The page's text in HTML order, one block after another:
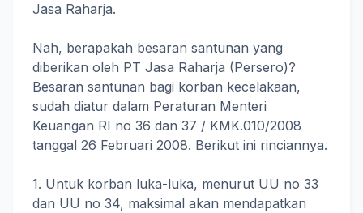
Jasa Raharja.
Nah, berapakah besaran santunan yang
diberikan oleh PT Jasa Raharja (Persero)?
Besaran santunan bagi korban kecelakaan,
sudah diatur dalam Peraturan Menteri
Keuangan RI no 36 dan 37 / KMK.010/2008
tanggal 26 Februari 2008. Berikut ini rinciannya.
1. Untuk korban luka-luka, menurut UU no 33
dan UU no 34, maksimal akan mendapatkan